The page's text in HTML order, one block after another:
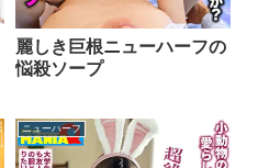
麗しき巨根ニューハーフの
悩殺ソープ
ニューハーフ